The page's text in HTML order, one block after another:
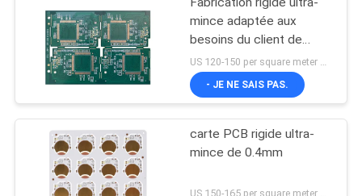
mince adaptée aux
besoins du client de
carte PCB
US 120-150 per square meter MOQ:1 mètre carré
- JE NE SAIS PAS.
carte PCB rigide ultra-
mince de 0.4mm